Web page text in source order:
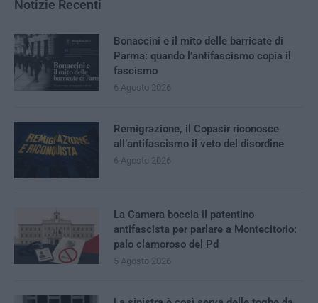
Notizie Recenti
Bonaccini e il mito delle barricate di
Parma: quando l’antifascismo copia il
fascismo
6 Agosto 2026
Remigrazione, il Copasir riconosce
all’antifascismo il veto del disordine
6 Agosto 2026
La Camera boccia il patentino
antifascista per parlare a Montecitorio:
palo clamoroso del Pd
5 Agosto 2026